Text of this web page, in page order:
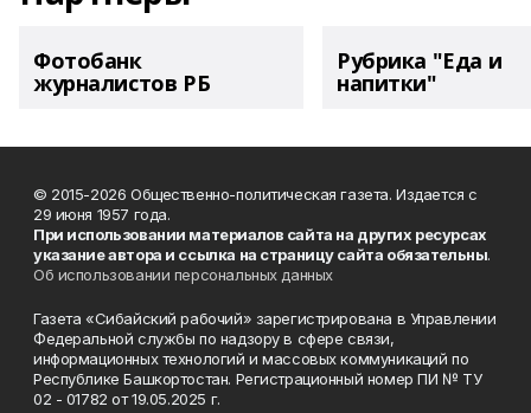
Фотобанк
журналистов РБ
Рубрика "Еда и
напитки"
© 2015-2026 Общественно-политическая газета. Издается с
29 июня 1957 года.
При использовании материалов сайта на других ресурсах
указание автора и ссылка на страницу сайта обязательны.
Об использовании персональных данных
Газета «Сибайский рабочий» зарегистрирована в Управлении
Федеральной службы по надзору в сфере связи,
информационных технологий и массовых коммуникаций по
Республике Башкортостан. Регистрационный номер ПИ № ТУ
02 - 01782 от 19.05.2025 г.